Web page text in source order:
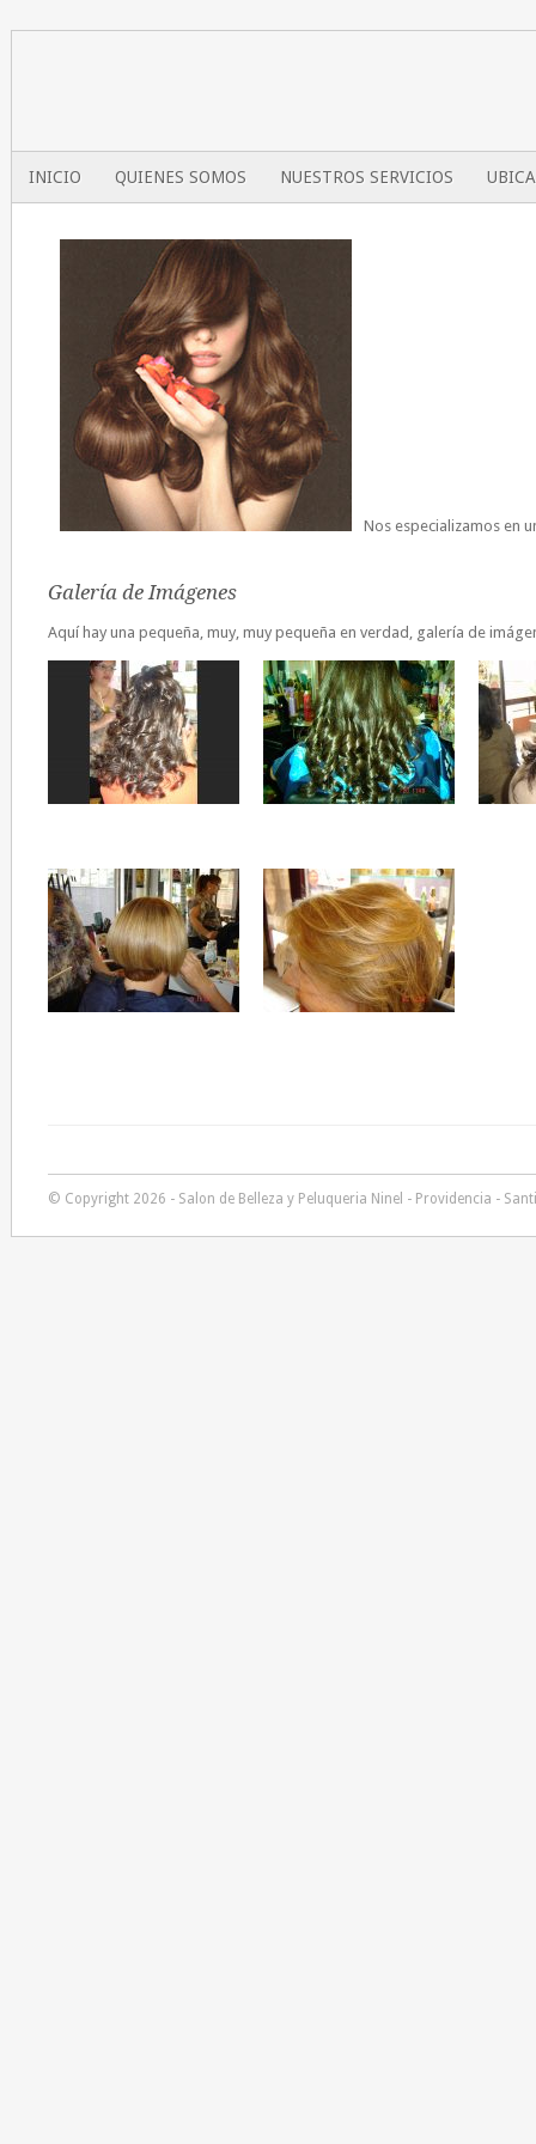
INICIO QUIENES SOMOS NUESTROS SERVICIOS
Nos especializamos en
Galería de Imágenes
Aquí hay una pequeña, muy, muy pequeña en verdad, galería de
© Copyright 2026 - Salon de Belleza y Peluqueria Ninel - Providencia -